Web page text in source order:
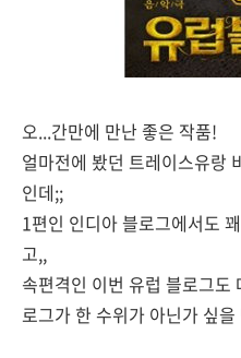
오...간만에 만난 좋은 작품!
얼마전에 봤던 트레이스유랑
인데;;
1편인 인디아 블로그에서도
고,,
속편격인 이번 유럽 블로그도
로그가 한 수위가 아닌가 싶